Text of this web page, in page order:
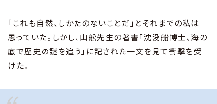
「これも自然、しかたのないことだ」とそれまでの私は
思っていた。しかし、山舩先生の著書「沈没船博士、海の
底で歴史の謎を追う」に記された一文を見て衝撃を受
けた。